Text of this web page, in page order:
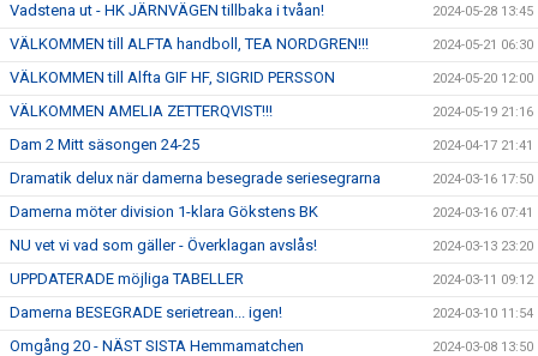
Vadstena ut - HK JÄRNVÄGEN tillbaka i tvåan! 2024-05-28 13:45
VÄLKOMMEN till ALFTA handboll, TEA NORDGREN!!! 2024-05-21 06:30
VÄLKOMMEN till Alfta GIF HF, SIGRID PERSSON 2024-05-20 12:00
VÄLKOMMEN AMELIA ZETTERQVIST!!! 2024-05-19 21:16
Dam 2 Mitt säsongen 24-25 2024-04-17 21:41
Dramatik delux när damerna besegrade seriesegrarna 2024-03-16 17:50
Damerna möter division 1-klara Gökstens BK 2024-03-16 07:41
NU vet vi vad som gäller - Överklagan avslås! 2024-03-13 23:20
UPPDATERADE möjliga TABELLER 2024-03-11 09:12
Damerna BESEGRADE serietrean... igen! 2024-03-10 11:54
Omgång 20 - NÄST SISTA Hemmamatchen 2024-03-08 13:50